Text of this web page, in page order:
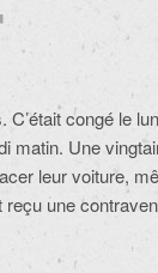
congé le
matin. Une
leur voiture,
une